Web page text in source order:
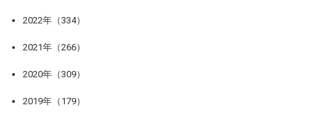
2022年（334）
2021年（266）
2020年（309）
2019年（179）